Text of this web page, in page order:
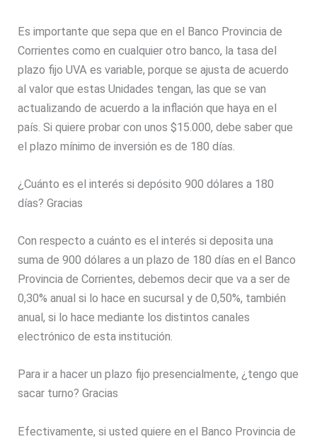
Es importante que sepa que en el Banco Provincia de
Corrientes como en cualquier otro banco, la tasa del
plazo fijo UVA es variable, porque se ajusta de acuerdo
al valor que estas Unidades tengan, las que se van
actualizando de acuerdo a la inflación que haya en el
país. Si quiere probar con unos $15.000, debe saber que
el plazo mínimo de inversión es de 180 días.
¿Cuánto es el interés si depósito 900 dólares a 180
días? Gracias
Con respecto a cuánto es el interés si deposita una
suma de 900 dólares a un plazo de 180 días en el Banco
Provincia de Corrientes, debemos decir que va a ser de
0,30% anual si lo hace en sucursal y de 0,50%, también
anual, si lo hace mediante los distintos canales
electrónico de esta institución.
Para ir a hacer un plazo fijo presencialmente, ¿tengo que
sacar turno? Gracias
Efectivamente, si usted quiere en el Banco Provincia de